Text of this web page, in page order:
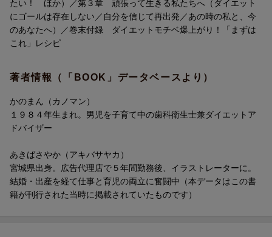
たい！ ほか）／第３章 頑張って生きる私たちへ（ダイエット
にゴールは存在しない／自分を信じて再出発／あの時の私と、今
のあなたへ）／巻末付録 ダイエットモチベ爆上がり！「まずは
これ」レシピ
著者情報（「BOOK」データベースより）
かのまん（カノマン）
１９８４年生まれ。男児を子育て中の歯科衛生士兼ダイエットア
ドバイザー
あきばさやか（アキバサヤカ）
宮城県出身。広告代理店で５年間勤務後、イラストレーターに。
結婚・出産を経て仕事と育児の両立に奮闘中（本データはこの書
籍が刊行された当時に掲載されていたものです）